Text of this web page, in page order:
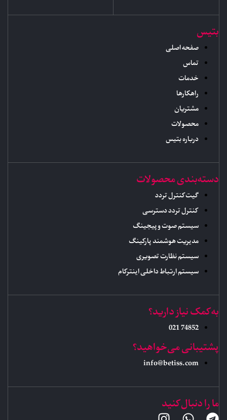
بتیس
صفحه اصلی
تماس
خدمات
راهکارها
مشتریان
محصولات
درباره بتیس
دسته‌بندی محصولات
گیت کنترل تردد
کنترل تردد دسترسی
سیستم صوت و پیجینگ
مدیریت هوشمند پارکینگ
سیستم نظارت تصویری
سیستم ارتباط داخلی اینترکام
به کمک نیاز دارید؟
74852 021
پشتیبانی می‌خواهید؟
info@betiss.com
ما را دنبال کنید